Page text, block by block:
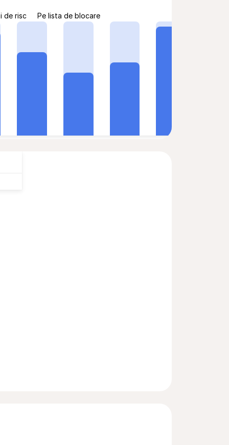
de risc Pe lista de blocare